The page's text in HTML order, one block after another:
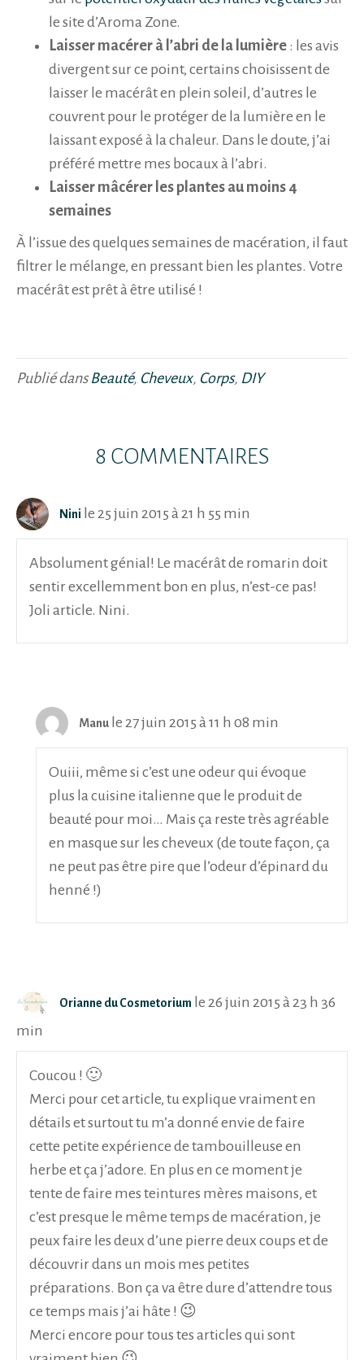
le site d’Aroma Zone.
Laisser macérer à l’abri de la lumière : les avis
divergent sur ce point, certains choisissent de
laisser le macérât en plein soleil, d’autres le
couvrent pour le protéger de la lumière en le
laissant exposé à la chaleur. Dans le doute, j’ai
préféré mettre mes bocaux à l’abri.
Laisser mâcérer les plantes au moins 4
semaines
À l’issue des quelques semaines de macération, il faut
filtrer le mélange, en pressant bien les plantes. Votre
macérât est prêt à être utilisé !
Publié dansBeauté, Cheveux, Corps, DIY
8 COMMENTAIRES
Nini le 25 juin 2015 à 21 h 55 min
Absolument génial! Le macérât de romarin doit
sentir excellemment bon en plus, n’est-ce pas!
Joli article. Nini.
Manu le 27 juin 2015 à 11 h 08 min
Ouiii, même si c’est une odeur qui évoque
plus la cuisine italienne que le produit de
beauté pour moi… Mais ça reste très agréable
en masque sur les cheveux (de toute façon, ça
ne peut pas être pire que l’odeur d’épinard du
henné !)
Orianne du Cosmetorium le 26 juin 2015 à 23 h 36
min
Coucou ! 🙂
Merci pour cet article, tu explique vraiment en
détails et surtout tu m’a donné envie de faire
cette petite expérience de tambouilleuse en
herbe et ça j’adore. En plus en ce moment je
tente de faire mes teintures mères maisons, et
c’est presque le même temps de macération, je
peux faire les deux d’une pierre deux coups et de
découvrir dans un mois mes petites
préparations. Bon ça va être dure d’attendre tous
ce temps mais j’ai hâte ! 😉
Merci encore pour tous tes articles qui sont